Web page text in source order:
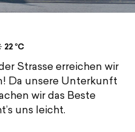
°C
Strasse erreichen wir
Da unsere Unterkunft
wir das Beste
uns leicht.